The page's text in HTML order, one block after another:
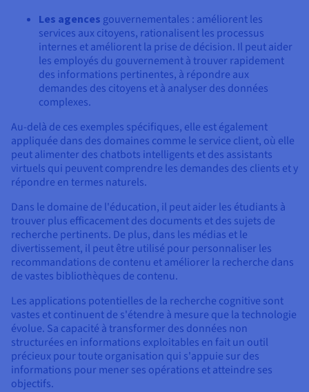
Les agences gouvernementales : améliorent les
services aux citoyens, rationalisent les processus
internes et améliorent la prise de décision. Il peut aider
les employés du gouvernement à trouver rapidement
des informations pertinentes, à répondre aux
demandes des citoyens et à analyser des données
complexes.
Au-delà de ces exemples spécifiques, elle est également
appliquée dans des domaines comme le service client, où elle
peut alimenter des chatbots intelligents et des assistants
virtuels qui peuvent comprendre les demandes des clients et y
répondre en termes naturels.
Dans le domaine de l'éducation, il peut aider les étudiants à
trouver plus efficacement des documents et des sujets de
recherche pertinents. De plus, dans les médias et le
divertissement, il peut être utilisé pour personnaliser les
recommandations de contenu et améliorer la recherche dans
de vastes bibliothèques de contenu.
Les applications potentielles de la recherche cognitive sont
vastes et continuent de s'étendre à mesure que la technologie
évolue. Sa capacité à transformer des données non
structurées en informations exploitables en fait un outil
précieux pour toute organisation qui s'appuie sur des
informations pour mener ses opérations et atteindre ses
objectifs.